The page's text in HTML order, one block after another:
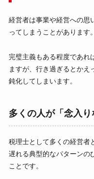
経営者は事業や経営への思
ってしまうことがあります。
完璧主義もある程度であれ
ますが、行き過ぎるとか
鈍化してしまいます。
多くの人が「念入
税理士として多くの経営者
遅れる典型的なパターンの
ことです。